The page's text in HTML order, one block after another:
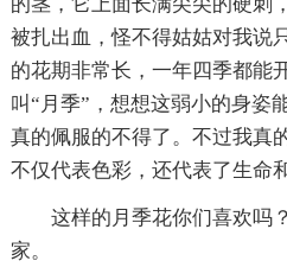
被扎出血，怪不得姑姑对我说
的花期非常长，一年四季都能
叫“月季”，想想这弱小的身姿
真的佩服的不得了。不过我真
不仅代表色彩，还代表了生命
这样的月季花你们喜欢吗
家。